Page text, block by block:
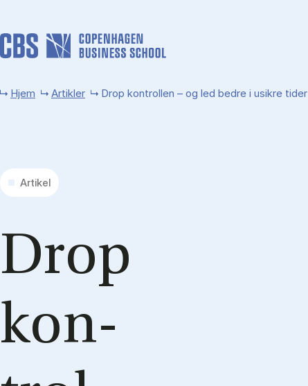
Hjem Artikler Drop kontrollen – og led bedre i usikre tider
Artikel
Drop
kon­